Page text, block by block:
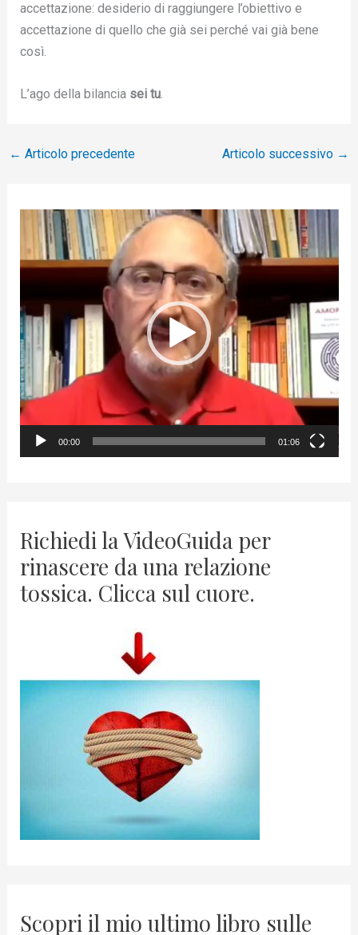
accettazione: desiderio di raggiungere l’obiettivo e
accettazione di quello che già sei perché vai già bene
così.
L’ago della bilanciasei tu.
← Articolo precedente Articolo successivo →
d
o
P
l
a
y
00:00 01:06
Richiedi la VideoGuida per
rinascere da una relazione
tossica. Clicca sul cuore.
Scopri il mio ultimo libro sulle